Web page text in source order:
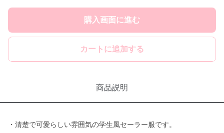
購入画面に進む
カートに追加する
商品説明
・清楚で可愛らしい雰囲気の学生風セーラー服です。